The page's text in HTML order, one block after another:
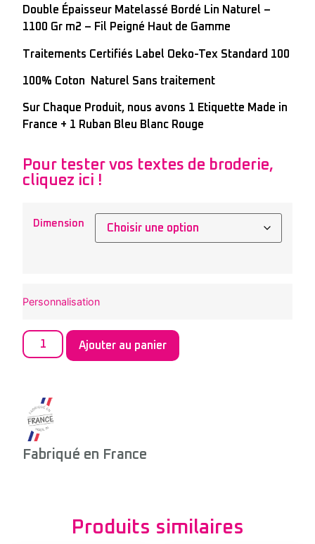
Double Épaisseur Matelassé Bordé Lin Naturel –
1100 Gr m2 – Fil Peigné Haut de Gamme
Traitements Certifiés Label Oeko-Tex Standard 100
100% Coton Naturel Sans traitement
Sur Chaque Produit, nous avons 1 Etiquette Made in
France + 1 Ruban Bleu Blanc Rouge
Pour tester vos textes de broderie,
cliquez ici !
Dimension
Personnalisation
Ajouter au panier
Fabriqué en France
Produits similaires